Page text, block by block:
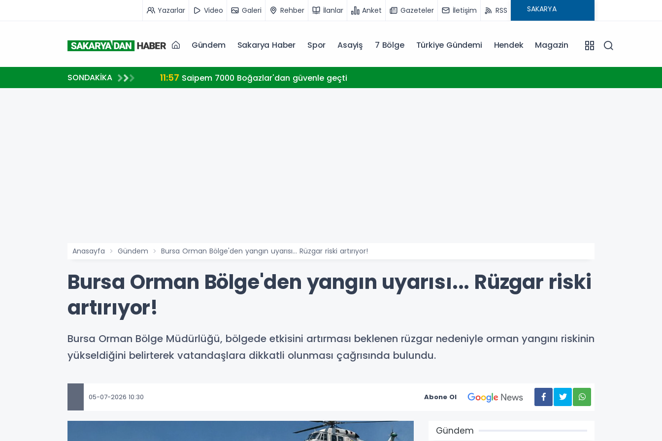
Yazarlar Video Galeri Rehber İlanlar Anket Gazeteler İletişim RSS
Gündem Sakarya Haber Spor Asayiş 7 Bölge Türkiye Gündemi Hendek Magazin
SONDAKİKA
yönlendirdi 11:57 Saipem 7000 Boğazlar'dan güvenle geçti
Anasayfa Gündem Bursa Orman Bölge'den yangın uyarısı... Rüzgar riski artırıyor!
Bursa Orman Bölge'den yangın uyarısı... Rüzgar riski
artırıyor!
Bursa Orman Bölge Müdürlüğü, bölgede etkisini artırması beklenen rüzgar nedeniyle orman yangını riskinin
yükseldiğini belirterek vatandaşlara dikkatli olunması çağrısında bulundu.
05-07-2026 10:30 Abone Ol
Gündem